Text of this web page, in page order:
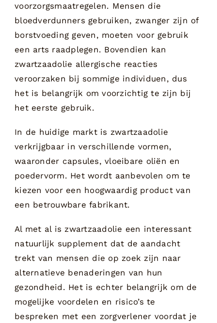
voorzorgsmaatregelen. Mensen die
bloedverdunners gebruiken, zwanger zijn of
borstvoeding geven, moeten voor gebruik
een arts raadplegen. Bovendien kan
zwartzaadolie allergische reacties
veroorzaken bij sommige individuen, dus
het is belangrijk om voorzichtig te zijn bij
het eerste gebruik.
In de huidige markt is zwartzaadolie
verkrijgbaar in verschillende vormen,
waaronder capsules, vloeibare oliën en
poedervorm. Het wordt aanbevolen om te
kiezen voor een hoogwaardig product van
een betrouwbare fabrikant.
Al met al is zwartzaadolie een interessant
natuurlijk supplement dat de aandacht
trekt van mensen die op zoek zijn naar
alternatieve benaderingen van hun
gezondheid. Het is echter belangrijk om de
mogelijke voordelen en risico’s te
bespreken met een zorgverlener voordat je